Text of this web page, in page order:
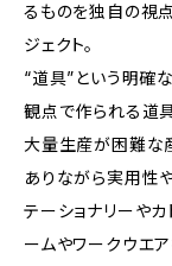
るものを独自の視
ジェクト。
“道具”という明確
観点で作られる道具
大量生産が困難な
ありながら実用性
テーショナリーやカ
ームやワークウエ